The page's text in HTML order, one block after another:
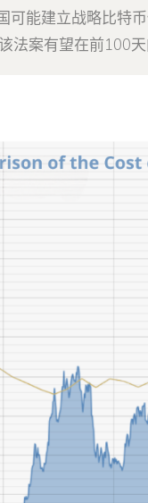
可能建立战略比
法案有望在前100天